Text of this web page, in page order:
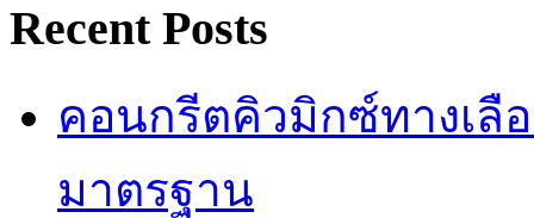
Recent Posts
คอนกรีตคิวมิกซ์ทางเลื
มาตรฐาน